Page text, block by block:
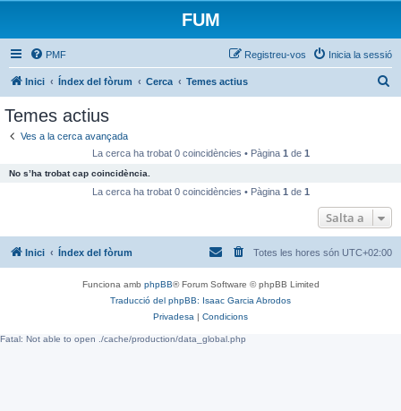
FUM
PMF Inicia la sessió
Registreu-vos
Inici Índex del fòrum Cerca Temes actius
Temes actius
Ves a la cerca avançada
La cerca ha trobat 0 coincidències • Pàgina 1 de 1
No s’ha trobat cap coincidència.
La cerca ha trobat 0 coincidències • Pàgina 1 de 1
Salta a
Inici Índex del fòrum Totes les hores són UTC+02:00
Funciona amb phpBB® Forum Software © phpBB Limited
Traducció del phpBB: Isaac Garcia Abrodos
Privadesa | Condicions
Fatal: Not able to open ./cache/production/data_global.php